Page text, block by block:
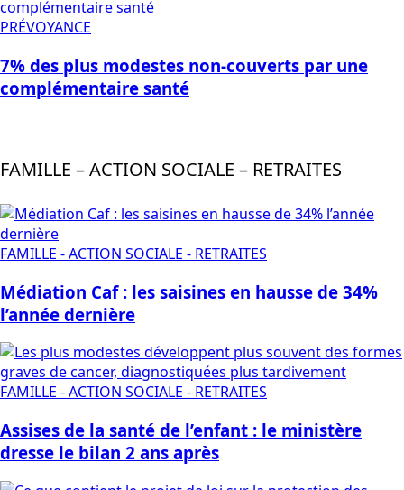
PRÉVOYANCE
7% des plus modestes non-couverts par une
complémentaire santé
FAMILLE – ACTION SOCIALE – RETRAITES
FAMILLE - ACTION SOCIALE - RETRAITES
Médiation Caf : les saisines en hausse de 34%
l’année dernière
FAMILLE - ACTION SOCIALE - RETRAITES
Assises de la santé de l’enfant : le ministère
dresse le bilan 2 ans après